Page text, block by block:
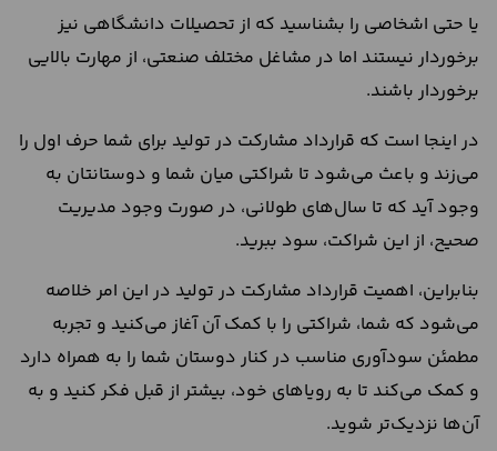
یا حتی اشخاصی را بشناسید که از تحصیلات دانشگاهی نیز
برخوردار نیستند اما در مشاغل مختلف صنعتی، از مهارت بالایی
برخوردار باشند.
در اینجا است که قرارداد مشاركت در توليد برای شما حرف اول را
می‌زند و باعث می‌شود تا شراکتی میان شما و دوستانتان به
وجود آید که تا سال‌های طولانی، در صورت وجود مدیریت
صحیح، از این شراکت، سود ببرید.
بنابراین، اهمیت قرارداد مشارکت در تولید در این امر خلاصه
می‌شود که شما، شراکتی را با کمک آن آغاز می‎‌کنید و تجربه
مطمئن سود‌آوری مناسب در کنار دوستان شما را به همراه دارد
و کمک می‌کند تا به رویا‌های خود، بیشتر از قبل فکر کنید و به
آن‌ها نزدیک‌تر شوید.